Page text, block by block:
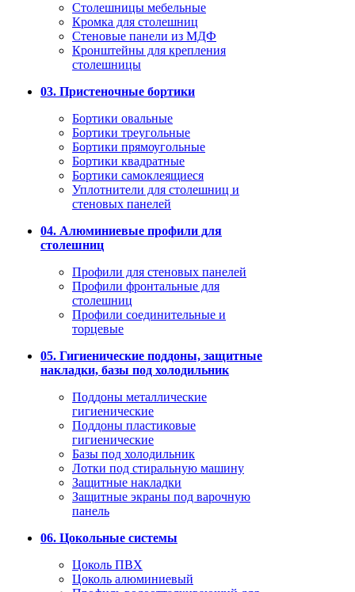
Столешницы мебельные
Кромка для столешниц
Стеновые панели из МДФ
Кронштейны для крепления
столешницы
03. Пристеночные бортики
Бортики овальные
Бортики треугольные
Бортики прямоугольные
Бортики квадратные
Бортики самоклеящиеся
Уплотнители для столешниц и
стеновых панелей
04. Алюминиевые профили для
столешниц
Профили для стеновых панелей
Профили фронтальные для
столешниц
Профили соединительные и
торцевые
05. Гигиенические поддоны, защитные
накладки, базы под холодильник
Поддоны металлические
гигиенические
Поддоны пластиковые
гигиенические
Базы под холодильник
Лотки под стиральную машину
Защитные накладки
Защитные экраны под варочную
панель
06. Цокольные системы
Цоколь ПВХ
Цоколь алюминиевый